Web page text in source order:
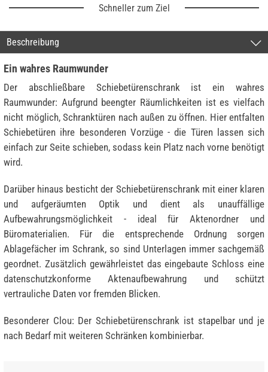
Schneller zum Ziel
Beschreibung
Ein wahres Raumwunder
Der abschließbare Schiebetürenschrank ist ein wahres
Raumwunder: Aufgrund beengter Räumlichkeiten ist es vielfach
nicht möglich, Schranktüren nach außen zu öffnen. Hier entfalten
Schiebetüren ihre besonderen Vorzüge - die Türen lassen sich
einfach zur Seite schieben, sodass kein Platz nach vorne benötigt
wird.
Darüber hinaus besticht der Schiebetürenschrank mit einer klaren
und aufgeräumten Optik und dient als unauffällige
Aufbewahrungsmöglichkeit - ideal für Aktenordner und
Büromaterialien. Für die entsprechende Ordnung sorgen
Ablagefächer im Schrank, so sind Unterlagen immer sachgemäß
geordnet. Zusätzlich gewährleistet das eingebaute Schloss eine
datenschutzkonforme Aktenaufbewahrung und schützt
vertrauliche Daten vor fremden Blicken.
Besonderer Clou: Der Schiebetürenschrank ist stapelbar und je
nach Bedarf mit weiteren Schränken kombinierbar.